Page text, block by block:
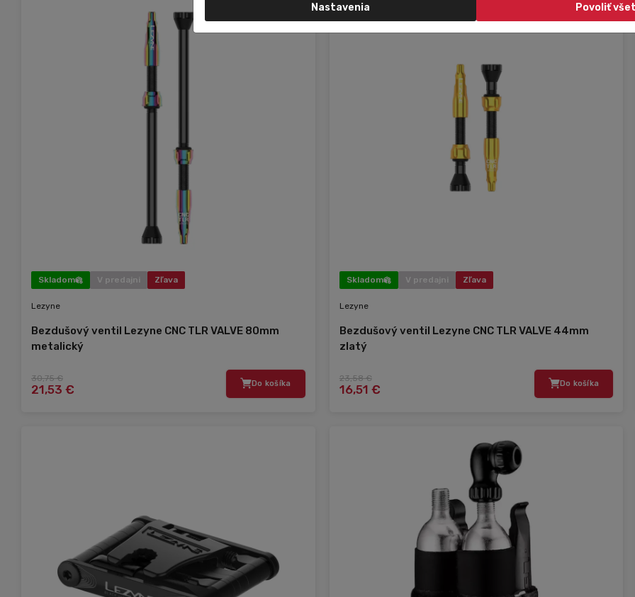
Skladom V predajni Zľava
Lezyne
Bezdušový ventil Lezyne CNC TLR VALVE 80mm
metalický
30,75 €
21,53 € Do košíka
Skladom V predajni Zľava
Lezyne
Bezdušový ventil Lezyne CNC TLR VALVE 44mm
zlatý
23,58 €
16,51 € Do košíka
Nastavenia Povoliť